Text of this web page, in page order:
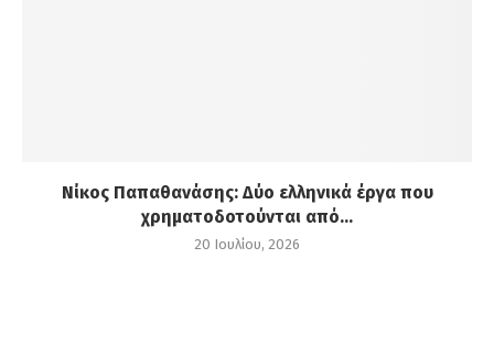
Νίκος Παπαθανάσης: Δύο ελληνικά έργα που
χρηματοδοτούνται από...
20 Ιουλίου, 2026